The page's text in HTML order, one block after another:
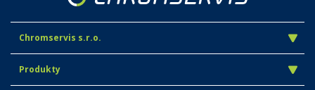
Chromservis s.r.o.
Produkty